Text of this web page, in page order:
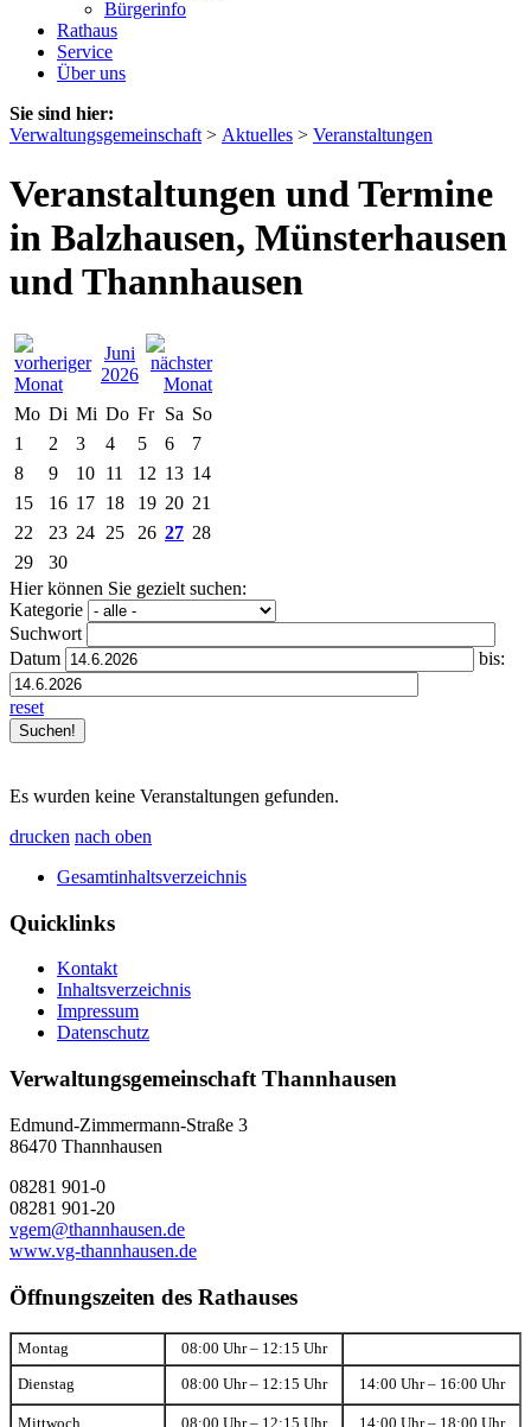
Bürgerinfo
Rathaus
Service
Über uns
Sie sind hier:
Verwaltungsgemeinschaft > Aktuelles > Veranstaltungen
Veranstaltungen und Termine
in Balzhausen, Münsterhausen
und Thannhausen
Juni
2026
Mo Di Mi Do Fr Sa So
1
2 3 4 5 6
7
8
9 10 11 12 13 14
15
16 17 18 19 20 21
22
23 24 25 26 27 28
29
30
Hier können Sie gezielt suchen:
Kategorie
Suchwort
Datum
bis:
reset
Es wurden keine Veranstaltungen gefunden.
drucken nach oben
Gesamtinhaltsverzeichnis
Quicklinks
Kontakt
Inhaltsverzeichnis
Impressum
Datenschutz
Verwaltungsgemeinschaft Thannhausen
Edmund-Zimmermann-Straße 3
86470 Thannhausen
08281 901-0
08281 901-20
vgem@thannhausen.de
www.vg-thannhausen.de
Öffnungszeiten des Rathauses
Montag 08:00 Uhr – 12:15 Uhr
Dienstag 08:00 Uhr – 12:15 Uhr 14:00 Uhr – 16:00 Uhr